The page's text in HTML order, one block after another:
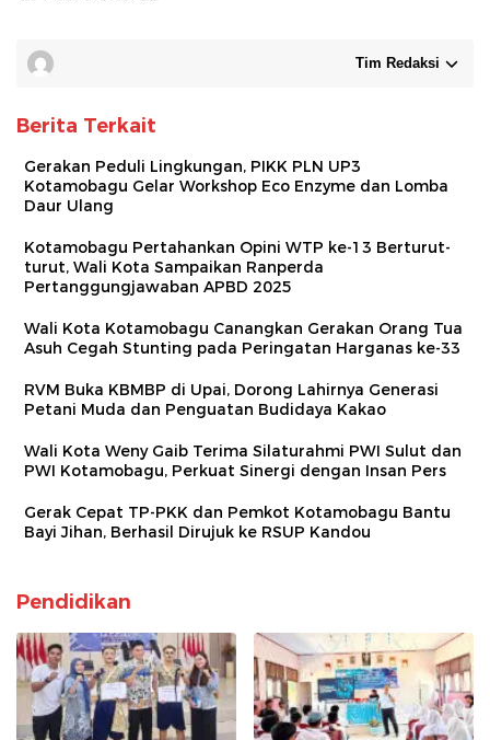
Tim Redaksi
Berita Terkait
Gerakan Peduli Lingkungan, PIKK PLN UP3
Kotamobagu Gelar Workshop Eco Enzyme dan Lomba
Daur Ulang
Kotamobagu Pertahankan Opini WTP ke-13 Berturut-
turut, Wali Kota Sampaikan Ranperda
Pertanggungjawaban APBD 2025
Wali Kota Kotamobagu Canangkan Gerakan Orang Tua
Asuh Cegah Stunting pada Peringatan Harganas ke-33
RVM Buka KBMBP di Upai, Dorong Lahirnya Generasi
Petani Muda dan Penguatan Budidaya Kakao
Wali Kota Weny Gaib Terima Silaturahmi PWI Sulut dan
PWI Kotamobagu, Perkuat Sinergi dengan Insan Pers
Gerak Cepat TP-PKK dan Pemkot Kotamobagu Bantu
Bayi Jihan, Berhasil Dirujuk ke RSUP Kandou
Pendidikan